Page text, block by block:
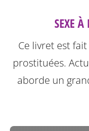
SEXE
Ce livret est
prostituées.
aborde un